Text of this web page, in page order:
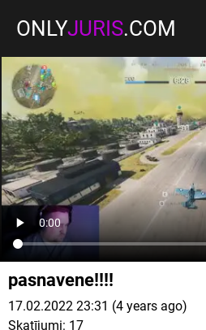
ONLYJURIS.COM
pasnavene!!!!
17.02.2022 23:31 (4 years ago)
Skatījumi: 17